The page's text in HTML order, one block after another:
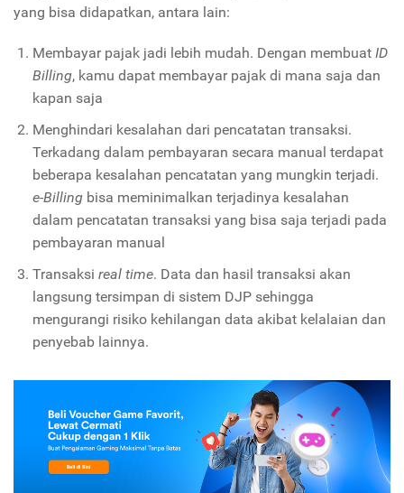
yang bisa didapatkan, antara lain:
Membayar pajak jadi lebih mudah. Dengan membuat ID
Billing, kamu dapat membayar pajak di mana saja dan
kapan saja
Menghindari kesalahan dari pencatatan transaksi.
Terkadang dalam pembayaran secara manual terdapat
beberapa kesalahan pencatatan yang mungkin terjadi.
e-Billingbisa meminimalkan terjadinya kesalahan
dalam pencatatan transaksi yang bisa saja terjadi pada
pembayaran manual
Transaksi real time. Data dan hasil transaksi akan
langsung tersimpan di sistem DJP sehingga
mengurangi risiko kehilangan data akibat kelalaian dan
penyebab lainnya.